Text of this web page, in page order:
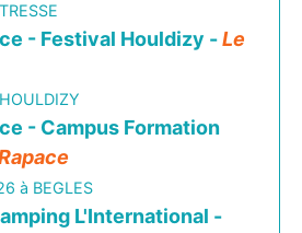
- Festival Houldizy -Le
- Campus Formation
à BEGLES
L'International -